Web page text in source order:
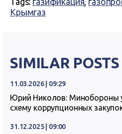
Крымгаз
SIMILAR POSTS
11.03.2026 | 09:29
Юрий Николов: Минобороны
схему коррупционных
31.12.2025 | 09:00